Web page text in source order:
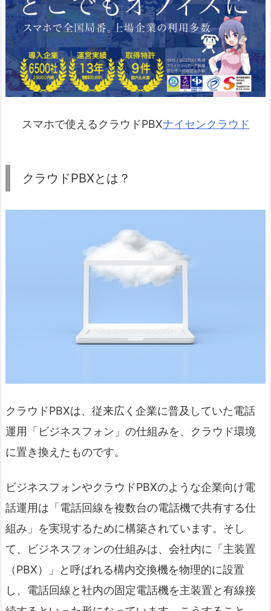
スマホで使えるクラウドPBXナイセンクラウド
クラウドPBXとは？
クラウドPBXは、従来広く企業に普及していた電話
運用「ビジネスフォン」の仕組みを、クラウド環境
に置き換えたものです。
ビジネスフォンやクラウドPBXのような企業向け電
話運用は「電話回線を複数台の電話機で共有する仕
組み」を実現するために構築されています。そし
て、ビジネスフォンの仕組みは、会社内に「主装置
（PBX）」と呼ばれる構内交換機を物理的に設置
し、電話回線と社内の固定電話機を主装置と有線接